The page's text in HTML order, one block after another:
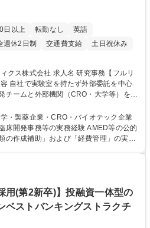
日以上 転勤なし
英語
週休2日制 交通費支給 土日祝休み
人名 研究事務【フルリ
チームと外部機関（CRO・大学等）をつ
算管理などの研究事務全般をお任せしま
事録作成 ■研究報告書、試験関連資料、
開発の進捗・タイムライン・予算執行
時短勤務可】
・製薬企業・CRO・バイオテック企業
床開発事務等の実務経験 AMED等の公的
の作成補助」および「経費管理」の実務
イブリッド勤務、時短勤務など個々のラ
方が可能です。育児や介護との両立も応
：大学院 大学 語学力： 資格：
用(第2新卒)】投融資一体型の
ベストバンキングストラクチ